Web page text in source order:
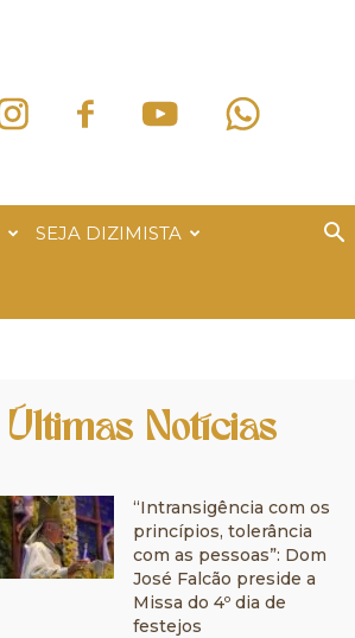
SEJA DIZIMISTA
Últimas Notícias
“Intransigência com os
princípios, tolerância
com as pessoas”: Dom
José Falcão preside a
Missa do 4º dia de
festejos